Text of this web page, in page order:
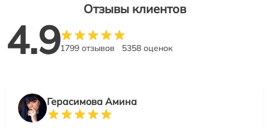
Отзывы клиентов
4.91799 отзывов 5358 оценок
Герасимова Амина